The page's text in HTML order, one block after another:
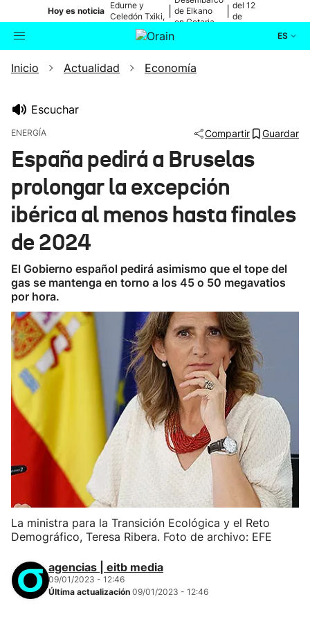
Hoy es noticia
Edurne y
Celedón Txiki,
en directo
de Elkano
en Getaria
del 12
de
ES
Buscador Actualidad
Ikusmiran
Eguraldia
Inicio Actualidad Economía
Escuchar
ENERGÍA Compartir Guardar
España pedirá a Bruselas
prolongar la excepción
ibérica al menos hasta finales
de 2024
El Gobierno español pedirá asimismo que el tope del
gas se mantenga en torno a los 45 o 50 megavatios
por hora.
La ministra para la Transición Ecológica y el Reto
Demográfico, Teresa Ribera. Foto de archivo: EFE
agencias | eitb media
09/01/2023 - 12:46
Última actualización 09/01/2023 - 12:46